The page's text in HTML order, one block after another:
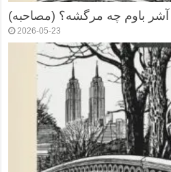
آشر باوم چه مرگشه؟ (مصاحبه)
2026-05-23